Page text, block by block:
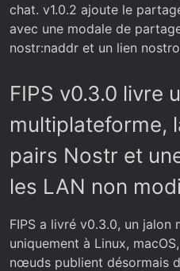
chat. v1.0.2 ajoute le
avec une modale de
nostr:naddr et un lien
FIPS v0.3.0 livre
multiplateforme,
pairs Nostr et
les LAN non
FIPS a livré v0.3.0, un jalon
uniquement à Linux,
nœuds publient désormais